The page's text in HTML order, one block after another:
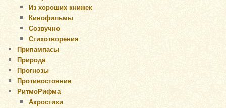
Из хороших книжек
Кинофильмы
Созвучно
Стихотворения
Припампасы
Природа
Прогнозы
Противостояние
РитмоРифма
Акростихи